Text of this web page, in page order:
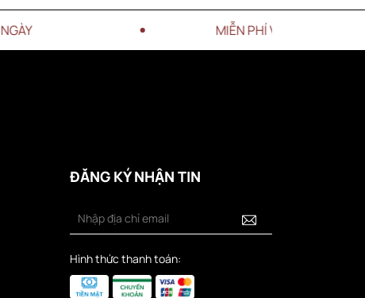
MIỄN PHÍ VẬN CHUYỂN CHO ĐƠN
ĐĂNG KÝ NHẬN TIN
Hình thức thanh toán: